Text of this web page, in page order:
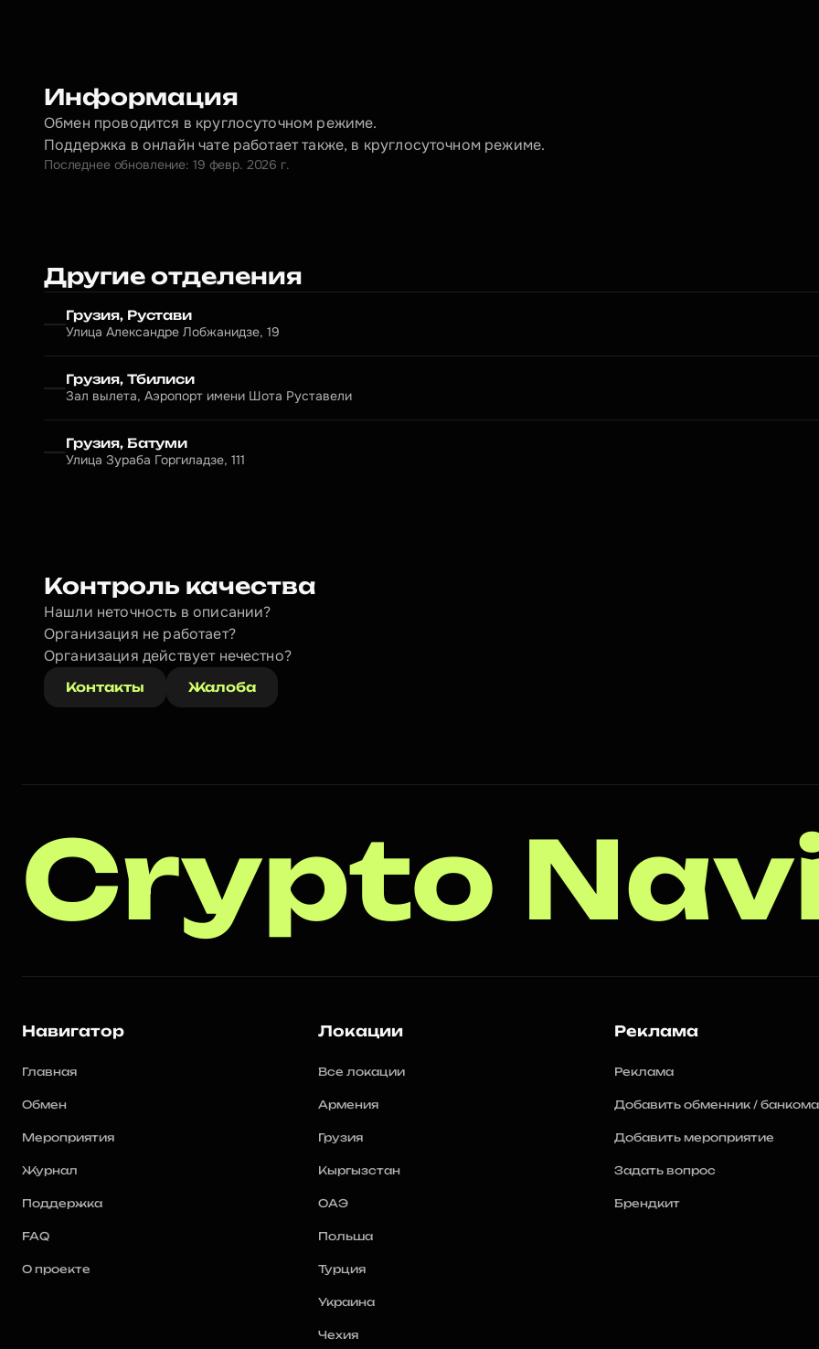
Информация
Обмен проводится в круглосуточном режиме.
Поддержка в онлайн чате работает также, в круглосуточном режиме.
Последнее обновление: 19 февр. 2026 г.
Другие отделения
Грузия, Рустави
Улица Александре Лобжанидзе, 19
Грузия, Тбилиси
Зал вылета, Аэропорт имени Шота Руставели
Грузия, Батуми
Улица Зураба Горгиладзе, 111
Контроль качества
Нашли неточность в описании?
Организация не работает?
Организация действует нечестно?
Контакты Жалоба
Crypto
Навигатор
Главная
Обмен
Мероприятия
Журнал
Поддержка
FAQ
О проекте
Локации
Все локации
Армения
Грузия
Кыргызстан
ОАЭ
Польша
Турция
Украина
Чехия
Реклама
Реклама
Добавить обменник /
Добавить мероприятие
Задать вопрос
Брендкит